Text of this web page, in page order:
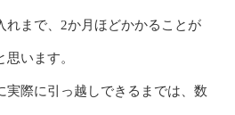
れまで、2か月ほどかかることが
います。
実際に引っ越しできるまでは、数